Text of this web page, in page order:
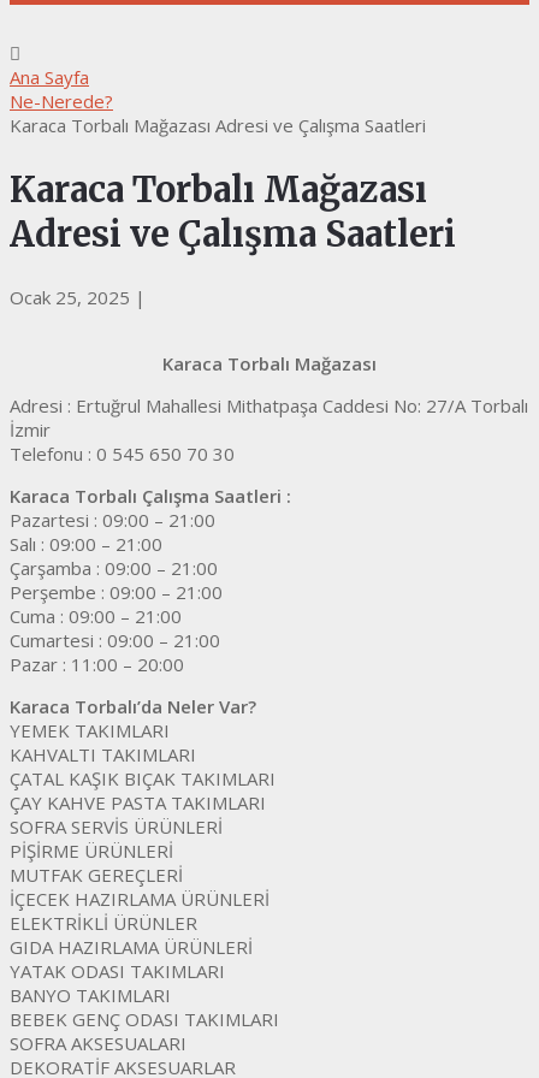
Ana Sayfa
Ne-Nerede?
Karaca Torbalı Mağazası Adresi ve Çalışma Saatleri
Karaca Torbalı Mağazası
Adresi ve Çalışma Saatleri
Ocak 25, 2025 |
Karaca Torbalı Mağazası
Adresi : Ertuğrul Mahallesi Mithatpaşa Caddesi No: 27/A Torbalı
İzmir
Telefonu : 0 545 650 70 30
Karaca Torbalı Çalışma Saatleri :
Pazartesi : 09:00 – 21:00
Salı : 09:00 – 21:00
Çarşamba : 09:00 – 21:00
Perşembe : 09:00 – 21:00
Cuma : 09:00 – 21:00
Cumartesi : 09:00 – 21:00
Pazar : 11:00 – 20:00
Karaca Torbalı’da Neler Var?
YEMEK TAKIMLARI
KAHVALTI TAKIMLARI
ÇATAL KAŞIK BIÇAK TAKIMLARI
ÇAY KAHVE PASTA TAKIMLARI
SOFRA SERVİS ÜRÜNLERİ
PİŞİRME ÜRÜNLERİ
MUTFAK GEREÇLERİ
İÇECEK HAZIRLAMA ÜRÜNLERİ
ELEKTRİKLİ ÜRÜNLER
GIDA HAZIRLAMA ÜRÜNLERİ
YATAK ODASI TAKIMLARI
BANYO TAKIMLARI
BEBEK GENÇ ODASI TAKIMLARI
SOFRA AKSESUALARI
DEKORATİF AKSESUARLAR